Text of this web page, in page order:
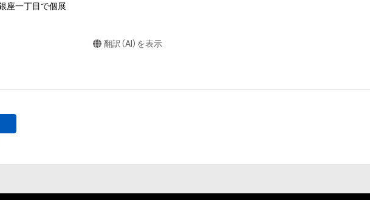
ています。そのため、本アイテムを保
、著作隣接権の権利者またはその管理委託
用については、公序良俗や法令に反する利
、作成者が不適切であると判断した場合、
その損害がいかなる原因で発生したもの
座一丁目で個展
翻訳（AI）を表示